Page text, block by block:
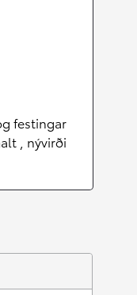
festingar
, nývirði